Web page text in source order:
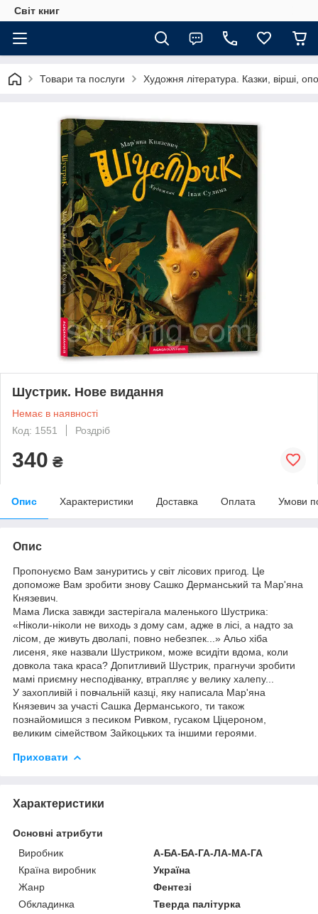
Світ книг
Товари та послуги Художня література. Казки, вірші,
Шустрик. Нове видання
Немає в наявності
Код: 1551
Роздріб
340 ₴
Опис Характеристики Доставка Оплата Умови
Опис
Пропонуємо Вам зануритись у світ лісових пригод. Це
допоможе Вам зробити знову Сашко Дерманський та Мар'яна
Князевич.
Мама Лиска завжди застерігала маленького Шустрика:
«Ніколи-ніколи не виходь з дому сам, адже в лісі, а надто за
лісом, де живуть дволапі, повно небезпек...» Альо хіба
лисеня, яке назвали Шустриком, може всидіти вдома, коли
довкола така краса? Допитливий Шустрик, прагнучи зробити
мамі приємну несподіванку, втрапляє у велику халепу...
У захопливій і повчальній казці, яку написала Мар'яна
Князевич за участі Сашка Дерманського, ти також
познайомишся з песиком Ривком, гусаком Ціцероном,
великим сімейством Зайкоцьких та іншими героями.
Приховати
Характеристики
Основні атрибути
Виробник
А-БА-БА-ГА-ЛА-МА-ГА
Країна виробник
Україна
Жанр
Фентезі
Обкладинка
Тверда палітурка